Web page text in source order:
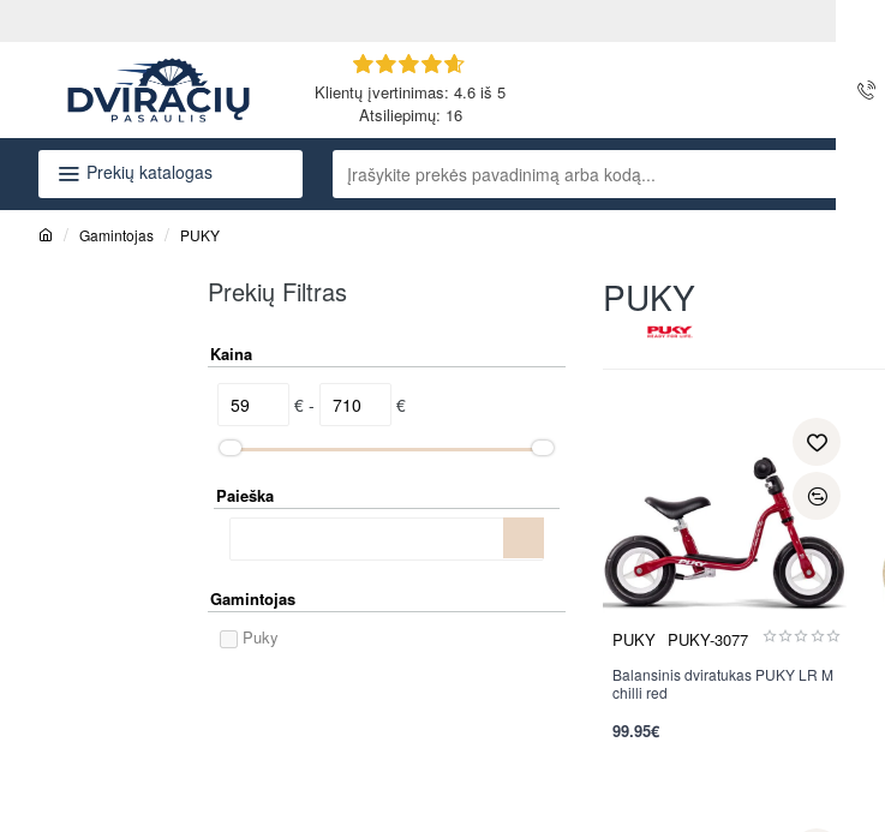
Klientų įvertinimas: 4.6 iš 5
Atsiliepimų: 16
Prekių katalogas
Įrašykite
prekės
Gamintojas PUKY
Prekių Filtras
Kaina
€ - €
Paieška
Gamintojas
Puky
PUKY
Nauja
PUKY PUKY-3077
Balansinis dviratukas PUKY LR M
chilli red
99.95€